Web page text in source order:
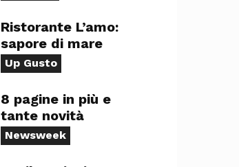
Ristorante L’amo:
sapore di mare
Up Gusto
8 pagine in più e
tante novità
Newsweek